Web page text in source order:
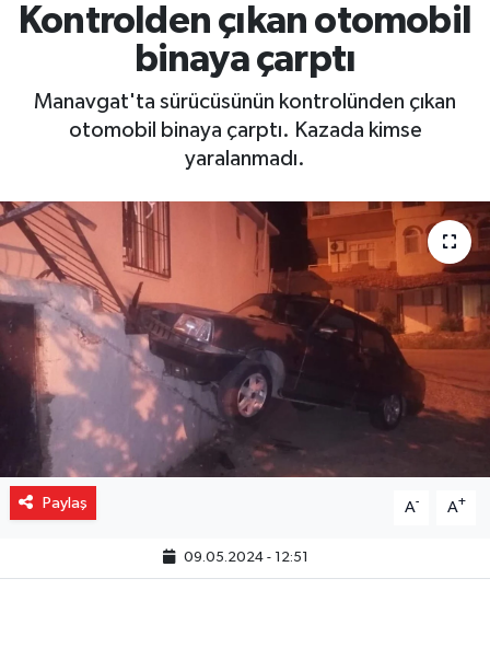
Kontrolden çıkan otomobil
binaya çarptı
Manavgat'ta sürücüsünün kontrolünden çıkan
otomobil binaya çarptı. Kazada kimse
yaralanmadı.
Paylaş A- A+
09.05.2024 - 12:51
Dünya
Gizlilik İlkeleri - Privacy Policy
Güncel
Gündem
Politika
Spor
Turizm
Haber Arşivi